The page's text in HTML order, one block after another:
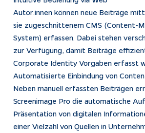
Autor:innen können neue Beiträge
sie zugeschnittenem CMS (Content-
System) erfassen. Dabei stehen
zur Verfügung, damit Beiträge
Corporate Identity Vorgaben erfasst
Automatisierte Einbindung von
Neben manuell erfassten Beiträgen
Screenimage Pro die automatische
Präsentation von digitalen
einer Vielzahl von Quellen in